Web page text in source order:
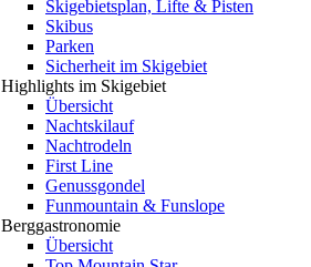
Skigebietsplan, Lifte & Pisten
Skibus
Parken
Sicherheit im Skigebiet
Highlights im Skigebiet
Übersicht
Nachtskilauf
Nachtrodeln
First Line
Genussgondel
Funmountain & Funslope
Berggastronomie
Übersicht